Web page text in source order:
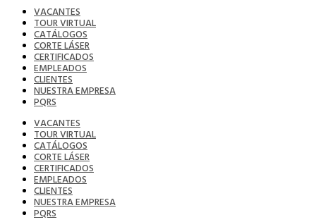
VACANTES
TOUR VIRTUAL
CATÁLOGOS
CORTE LÁSER
CERTIFICADOS
EMPLEADOS
CLIENTES
NUESTRA EMPRESA
PQRS
VACANTES
TOUR VIRTUAL
CATÁLOGOS
CORTE LÁSER
CERTIFICADOS
EMPLEADOS
CLIENTES
NUESTRA EMPRESA
PQRS